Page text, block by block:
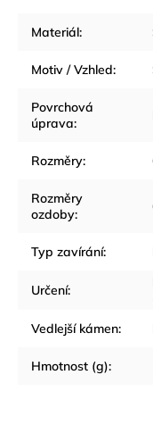
Materiál:
Motiv / Vzhled:
Povrchová
úprava:
Rozměry:
Rozměry
ozdoby:
Typ zavírání:
Určení:
Vedlejší kámen:
Hmotnost (g):